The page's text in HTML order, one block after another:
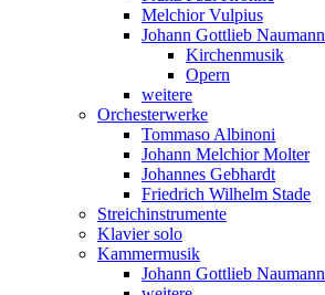
Melchior Vulpius
Johann Gottlieb Naumann
Kirchenmusik
Opern
weitere
Orchesterwerke
Tommaso Albinoni
Johann Melchior Molter
Johannes Gebhardt
Friedrich Wilhelm Stade
Streichinstrumente
Klavier solo
Kammermusik
Johann Gottlieb Naumann